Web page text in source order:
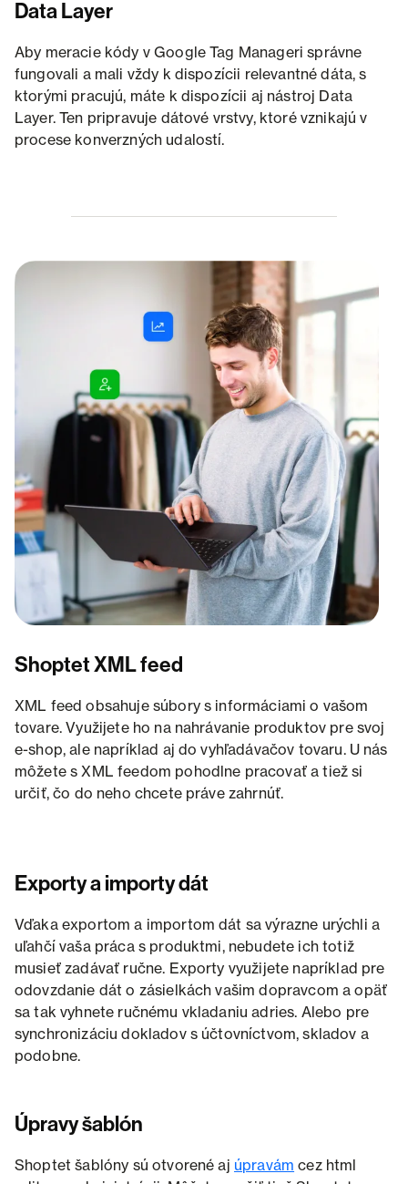
Data Layer
Aby meracie kódy v Google Tag Manageri správne
fungovali a mali vždy k dispozícii relevantné dáta, s
ktorými pracujú, máte k dispozícii aj nástroj Data
Layer. Ten pripravuje dátové vrstvy, ktoré vznikajú v
procese konverzných udalostí.
Shoptet XML feed
XML feed obsahuje súbory s informáciami o vašom
tovare. Využijete ho na nahrávanie produktov pre svoj
e-shop, ale napríklad aj do vyhľadávačov tovaru. U nás
môžete s XML feedom pohodlne pracovať a tiež si
určiť, čo do neho chcete práve zahrnúť.
Exporty a importy dát
Vďaka exportom a importom dát sa výrazne urýchli a
uľahčí vaša práca s produktmi, nebudete ich totiž
musieť zadávať ručne. Exporty využijete napríklad pre
odovzdanie dát o zásielkách vašim dopravcom a opäť
sa tak vyhnete ručnému vkladaniu adries. Alebo pre
synchronizáciu dokladov s účtovníctvom, skladov a
podobne.
Úpravy šablón
Shoptet šablóny sú otvorené aj úpravám cez html